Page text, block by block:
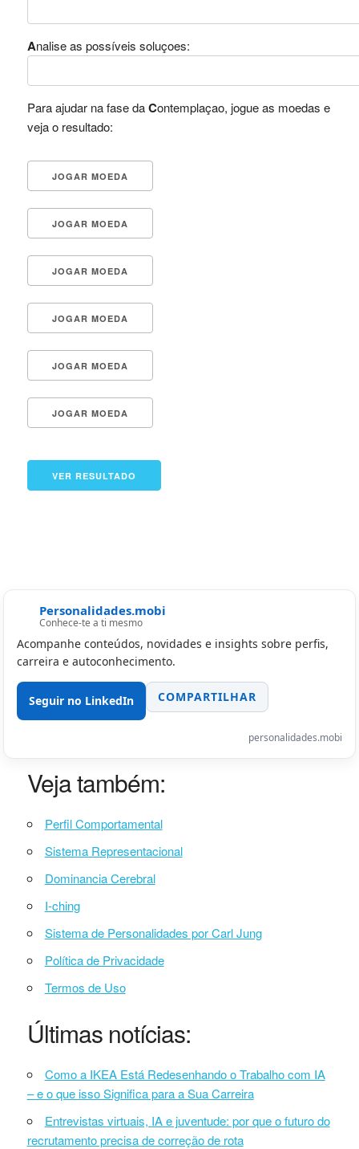
Analise as possíveis soluçoes:
Para ajudar na fase daContemplaçao, jogue as moedas e
veja o resultado:
Personalidades.mobi
Conhece-te a ti mesmo
Acompanhe conteúdos, novidades e insights sobre perfis,
carreira e autoconhecimento.
Seguir no LinkedIn COMPARTILHAR
personalidades.mobi
Veja também:
Perfil Comportamental
Sistema Representacional
Dominancia Cerebral
I-ching
Sistema de Personalidades por Carl Jung
Política de Privacidade
Termos de Uso
Últimas notícias:
Como a IKEA Está Redesenhando o Trabalho com IA
– e o que isso Significa para a Sua Carreira
Entrevistas virtuais, IA e juventude: por que o futuro do
recrutamento precisa de correção de rota